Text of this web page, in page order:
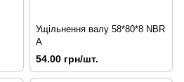
Ущільнення валу 58*80*8 NBR
A
54.00 грн/шт.